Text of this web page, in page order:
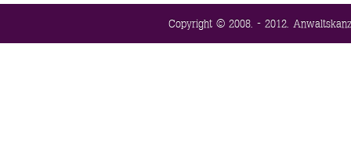
Copyright © 2008. - 2012.